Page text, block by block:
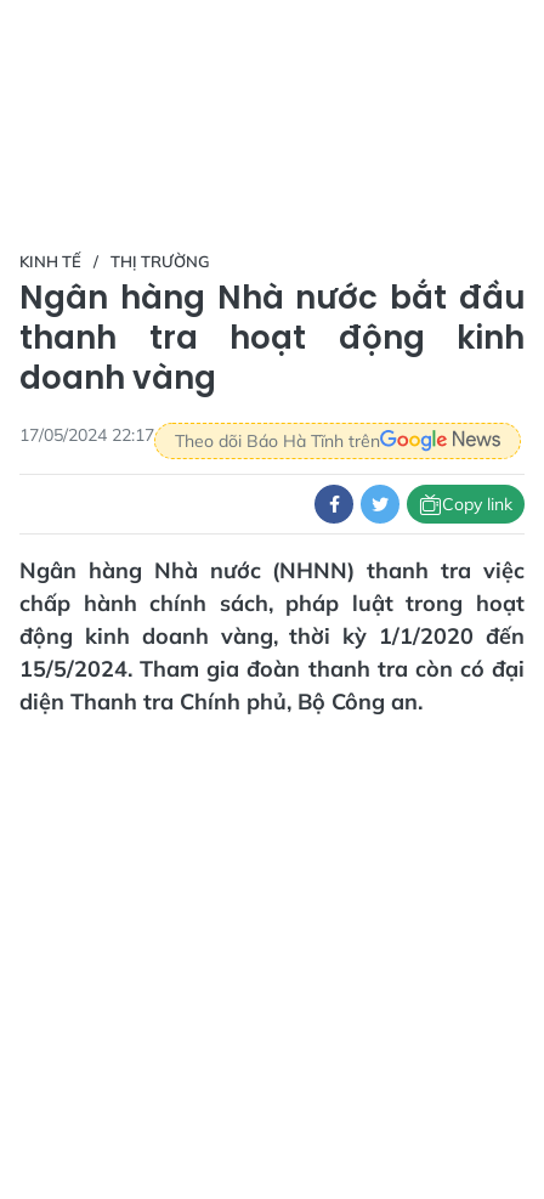
KINH TẾ THỊ TRƯỜNG
Ngân hàng Nhà nước bắt đầu
thanh tra hoạt động kinh
doanh vàng
17/05/2024 22:17 Theo dõi Báo Hà Tĩnh trên
Copy link
Ngân hàng Nhà nước (NHNN) thanh tra việc
chấp hành chính sách, pháp luật trong hoạt
động kinh doanh vàng, thời kỳ 1/1/2020 đến
15/5/2024. Tham gia đoàn thanh tra còn có đại
diện Thanh tra Chính phủ, Bộ Công an.